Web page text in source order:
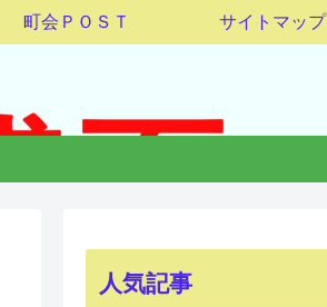
町会ＰＯＳＴ サイトマップ
人気記事